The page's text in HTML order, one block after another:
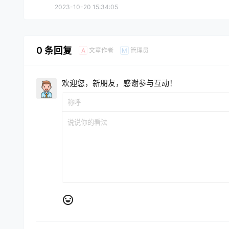
2023-10-20 15:34:05
0 条回复 A 文章作者 M 管理员
欢迎您，新朋友，感谢参与互动！